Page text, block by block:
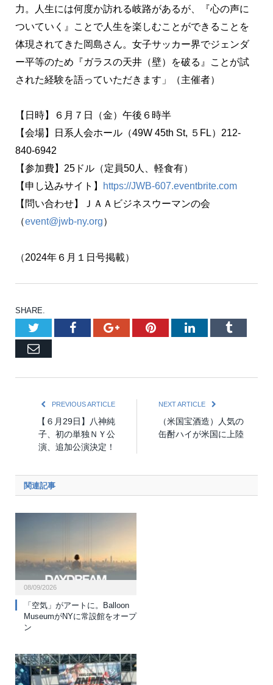
力。人生には何度か訪れる岐路があるが、『心の声に
ついていく』ことで人生を楽しむことができることを
体現されてきた岡島さん。女子サッカー界でジェンダ
ー平等のため『ガラスの天井（壁）を破る』ことが試
された経験を語っていただきます」（主催者）
【日時】６月７日（金）午後６時半
【会場】日系人会ホール（49W 45th St, ５FL）212-
840-6942
【参加費】25ドル（定員50人、軽食有）
【申し込みサイト】
https://JWB-607.eventbrite.com
【問い合わせ】ＪＡＡビジネスウーマンの会
（event@jwb-ny.org）
（2024年６月１日号掲載）
SHARE.
TwitterFacebookGoogle+PinterestLinkedInTumblr
Email
PREVIOUS ARTICLE
【６月29日】八神純
子、初の単独ＮＹ公
演、追加公演決定！
NEXT ARTICLE
（米国宝酒造）人気の
缶酎ハイが米国に上陸
関連記事
08/09/2026
「空気」がアートに。Balloon
MuseumがNYに常設館をオープ
ン